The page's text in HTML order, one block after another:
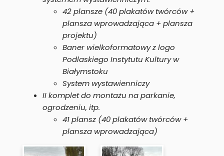
42 plansze (40 plakatów twórców +
plansza wprowadzająca + plansza
projektu)
Baner wielkoformatowy z logo
Podlaskiego Instytutu Kultury w
Białymstoku
System wystawienniczy
II komplet do montażu na parkanie,
ogrodzeniu, itp.
41 plansz (40 plakatów twórców +
plansza wprowadzająca)